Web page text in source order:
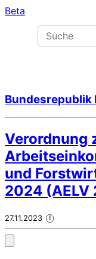
Beta
Bundesrepublik
Verordnung
und
2024 (AELV
27.11.2023 i